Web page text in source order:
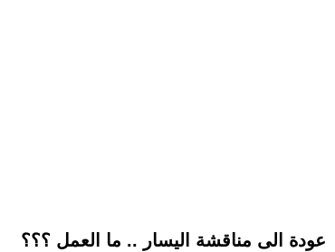
عودة الى مناقشة اليسار .. ما العمل ؟؟؟